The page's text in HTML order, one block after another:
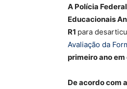
A Polícia
Educacionais
R1 para
Avaliação da
primeiro ano
De acordo com